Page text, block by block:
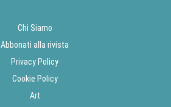
Chi Siamo
Abbonati alla rivista
Privacy Policy
Cookie Policy
Art